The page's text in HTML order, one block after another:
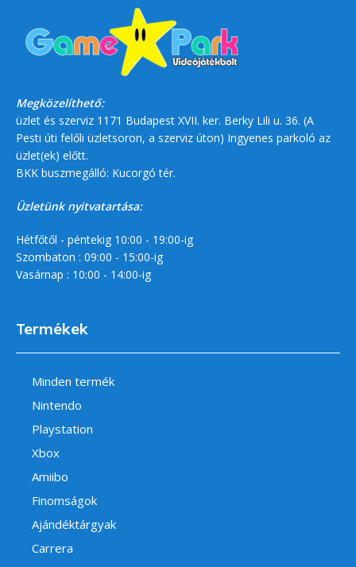
Megközelíthető:
üzlet és szerviz 1171 Budapest XVII. ker. Berky Lili u. 36. (A
Pesti úti felőli üzletsoron, a szerviz úton) Ingyenes parkoló az
üzlet(ek) előtt.
BKK buszmegálló: Kucorgó tér.
Üzletünk nyitvatartása:
Hétfőtől - péntekig 10:00 - 19:00-ig
Szombaton : 09:00 - 15:00-ig
Vasárnap : 10:00 - 14:00-ig
Termékek
Minden termék
Nintendo
Playstation
Xbox
Amiibo
Finomságok
Ajándéktárgyak
Carrera